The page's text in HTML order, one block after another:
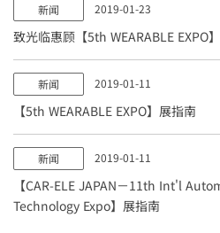
新闻 2019-01-23
致光临惠顾【5th WEARABLE EXPO
新闻 2019-01-11
【5th WEARABLE EXPO】展指南
新闻 2019-01-11
【CAR-ELE JAPAN－11th Int'l
Technology Expo】展指南